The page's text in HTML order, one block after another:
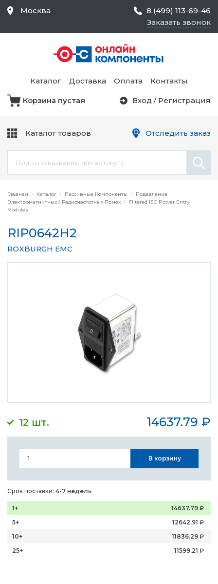
Главная Каталог Пассивные Компоненты
Подавление
Электромагнитных / Радиочастотных Помех
Filtered IEC Power Entry
Modules
RIP0642H2
ROXBURGH EMC
12 шт. 14637.79 ₽
В корзину
Срок поставки: 4-7 недель
1+ 14637.79 ₽
5+
12642.91 ₽
10+
11836.29 ₽
25+
11599.21 ₽
Москва
8 (499) 113-69-46
Заказать звонок
Каталог Доставка Оплата Контакты
Корзина пустая Вход / Регистрация
Каталог товаров
Средства Контроля
Статического
Электричества и
Безопасности,
Товары для Чистых
Цепи
Оборудование
Отследить заказ